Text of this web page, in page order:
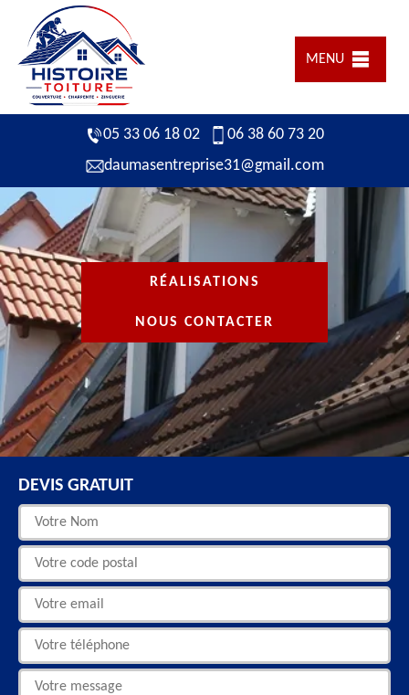
MENU
05 33 06 18 02
06 38 60 73 20
daumasentreprise31@gmail.com
RÉALISATIONS
NOUS CONTACTER
DEVIS GRATUIT